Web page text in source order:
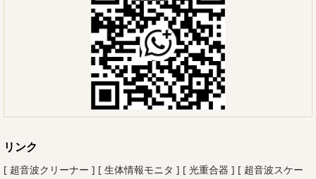
リンク
[ 超音波クリーナー ] [ 生体情報モニタ ] [ 光重合器 ] [ 超音波スケー